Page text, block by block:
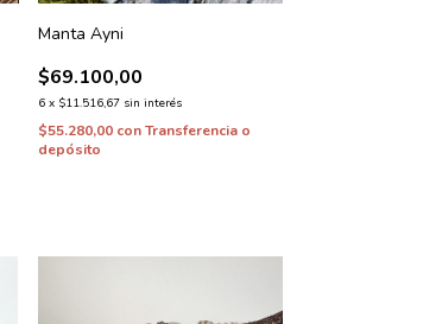
Manta Ayni
$69.100,00
6 x $11.516,67 sin interés
$55.280,00 con Transferencia o
depósito